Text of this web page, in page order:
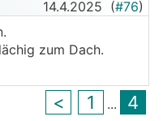
14.4.2025 (#76)
zum Dach.
< 1 ... 4